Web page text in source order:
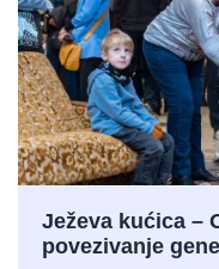
Ježeva kućica –
povezivanje